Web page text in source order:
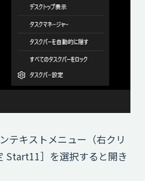
テキストメニュー（右クリ
Start11］を選択すると開き